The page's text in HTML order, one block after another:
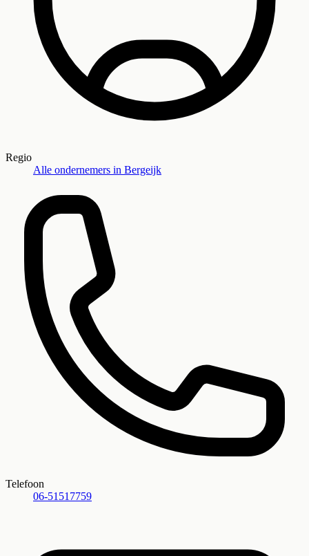
Regio
Alle ondernemers in Bergeijk
Telefoon
06-51517759